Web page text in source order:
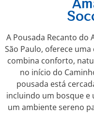
A Pousada Recanto do
São Paulo, oferece
combina conforto,
no início do
pousada está
incluindo um bosque
um ambiente sereno